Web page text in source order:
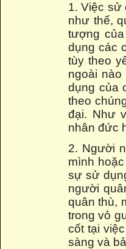
1. Việc sử
như thế,
tượng
dụng các
tùy theo
ngoài
dụng của
theo
đại. Như
nhân đức
2. Người
mình
sự sử
người
quân thù,
trong vỏ
cốt tại
sàng và